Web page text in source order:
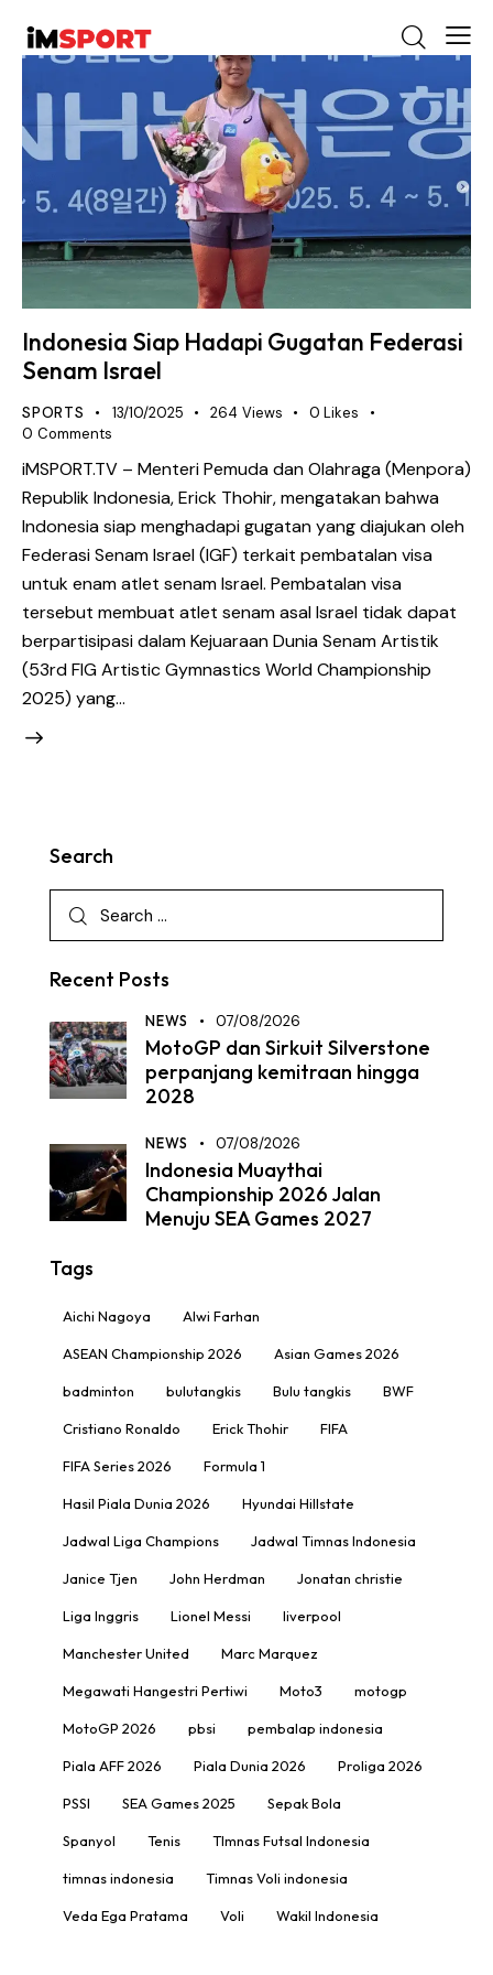
Indonesia Siap Hadapi Gugatan Federasi
Senam Israel
SPORTS 13/10/2025 264 Views 0 Likes
0 Comments
iMSPORT.TV – Menteri Pemuda dan Olahraga (Menpora)
Republik Indonesia, Erick Thohir, mengatakan bahwa
Indonesia siap menghadapi gugatan yang diajukan oleh
Federasi Senam Israel (IGF) terkait pembatalan visa
untuk enam atlet senam Israel. Pembatalan visa
tersebut membuat atlet senam asal Israel tidak dapat
berpartisipasi dalam Kejuaraan Dunia Senam Artistik
(53rd FIG Artistic Gymnastics World Championship
2025) yang…
Search
Recent Posts
NEWS 07/08/2026
MotoGP dan Sirkuit Silverstone
perpanjang kemitraan hingga
2028
NEWS 07/08/2026
Indonesia Muaythai
Championship 2026 Jalan
Menuju SEA Games 2027
Tags
Aichi Nagoya Alwi Farhan
ASEAN Championship 2026 Asian Games 2026
badminton bulutangkis Bulu tangkis BWF
Cristiano Ronaldo Erick Thohir FIFA
FIFA Series 2026 Formula 1
Hasil Piala Dunia 2026 Hyundai Hillstate
Jadwal Liga Champions Jadwal Timnas Indonesia
Janice Tjen John Herdman Jonatan christie
Liga Inggris Lionel Messi liverpool
Manchester United Marc Marquez
Megawati Hangestri Pertiwi Moto3 motogp
MotoGP 2026 pbsi pembalap indonesia
Piala AFF 2026 Piala Dunia 2026 Proliga 2026
PSSI SEA Games 2025 Sepak Bola
Spanyol Tenis TImnas Futsal Indonesia
timnas indonesia Timnas Voli indonesia
Veda Ega Pratama Voli Wakil Indonesia